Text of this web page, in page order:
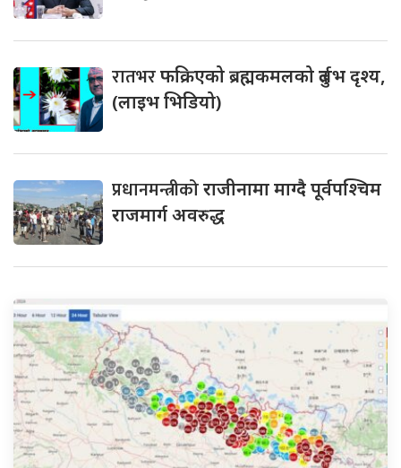
रातभरफक्रिएको ब्रह्मकमलको दुर्लभ दृश्य,
(लाइभ भिडियो)
प्रधानमन्त्रीकोराजीनामा माग्दै पूर्वपश्चिम
राजमार्ग अवरुद्ध